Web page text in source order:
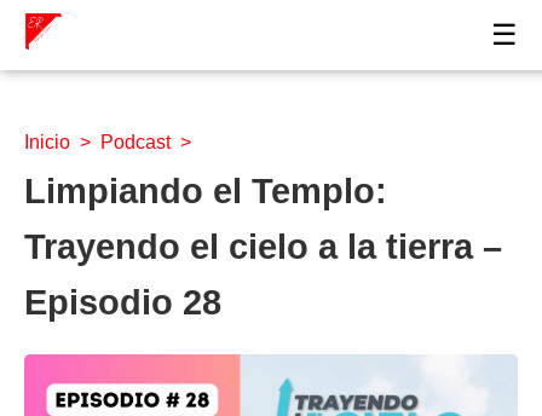
☰
Inicio > Podcast>
Limpiando el Templo:
Trayendo el cielo a la tierra –
Episodio 28